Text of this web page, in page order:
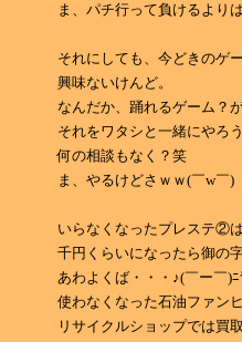
ま、パチ行って負けるより
それにしても、今どきのゲ
興味ないけんど。
なんだか、踊れるゲーム？
それをワタシと一緒にやろ
何の相談もなく？笑
ま、やるけどさｗｗ(￣w￣)
いらなくなったプレステ②
千円くらいになったら御の
あわよくば・・・♪(￣ー￣)
使わなくなった石油ファン
リサイクルショップでは買